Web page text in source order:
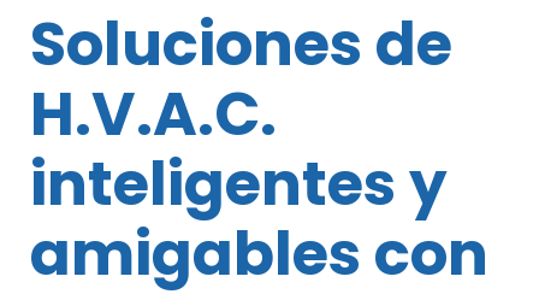
Soluciones de
H.V.A.C.
inteligentes y
amigables con